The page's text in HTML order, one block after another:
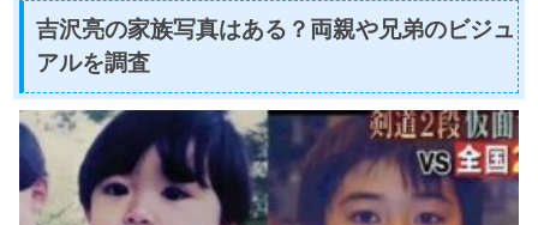
吉沢亮の家族写真はある？両親や兄弟のビジュ
アルを調査